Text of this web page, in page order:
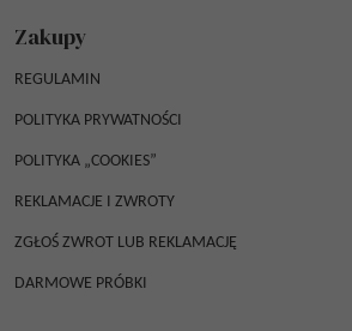
Zakupy
REGULAMIN
POLITYKA PRYWATNOŚCI
POLITYKA „COOKIES”
REKLAMACJE I ZWROTY
ZGŁOŚ ZWROT LUB REKLAMACJĘ
DARMOWE PRÓBKI